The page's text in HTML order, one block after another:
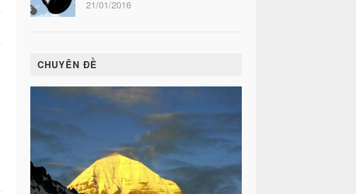
21/01/2016
CHUYÊN ĐỀ